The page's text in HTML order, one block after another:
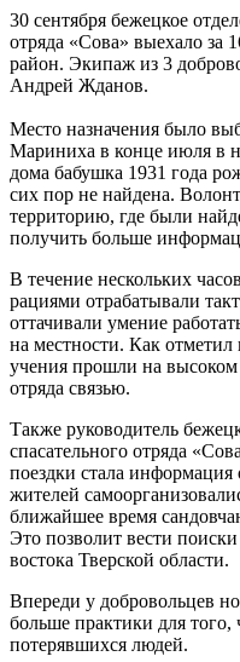
30 сентября бежецкое
отряда «Сова» выехало за
район. Экипаж из 3
Андрей Жданов.
Место назначения было
Мариниха в конце июля в
дома бабушка 1931 года
сих пор не найдена.
территорию, где были
получить больше
В течение нескольких
рациями отрабатывали
оттачивали умение
на местности. Как
учения прошли на высоком
отряда связью.
Также руководитель
спасательного отряда
поездки стала информация
жителей
ближайшее время
Это позволит вести
востока Тверской области.
Впереди у добровольцев
больше практики для того,
потерявшихся людей.